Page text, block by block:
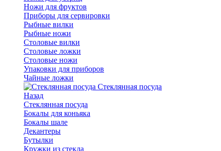
Ножи для фруктов
Приборы для сервировки
Рыбные вилки
Рыбные ножи
Столовые вилки
Столовые ложки
Столовые ножи
Упаковки для приборов
Чайные ложки
Стеклянная посуда
Назад
Стеклянная посуда
Бокалы для коньяка
Бокалы шале
Декантеры
Бутылки
Кружки из стекла